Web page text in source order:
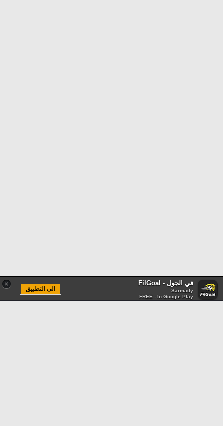
× في الجول - FilGoal
Sarmady
FREE - In Google Play
الى التطبيق